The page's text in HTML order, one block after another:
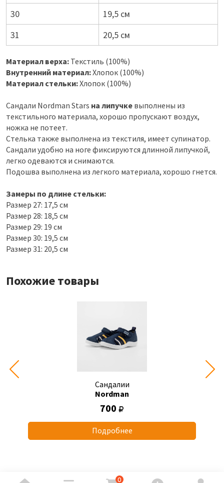
30
19,5 см
31
20,5 см
Материал верха: Текстиль (100%)
Внутренний материал:Хлопок (100%)
Материал стельки:Хлопок (100%)
Сандали Nordman Stars на липучке выполнены из
текстильного материала, хорошо пропускают воздух,
ножка не потеет.
Стелька также выполнена из текстиля, имеет супинатор.
Сандали удобно на ноге фиксируются длинной липучкой,
легко одеваются и снимаются.
Подошва выполнена из легкого материала, хорошо гнется.
Замеры по длине стельки:
Размер 27: 17,5 см
Размер 28: 18,5 см
Размер 29: 19 см
Размер 30: 19,5 см
Размер 31: 20,5 см
Похожие товары
Сандалии
Nordman
700
Подробнее
0